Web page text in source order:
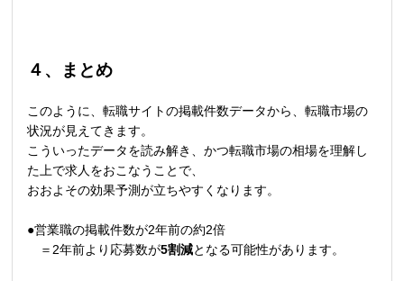
４、まとめ
このように、転職サイトの掲載件数データから、転職市場の
状況が見えてきます。
こういったデータを読み解き、かつ転職市場の相場を理解し
た上で求人をおこなうことで、
おおよその効果予測が立ちやすくなります。
●営業職の掲載件数が2年前の約2倍
＝2年前より応募数が5割減となる可能性があります。